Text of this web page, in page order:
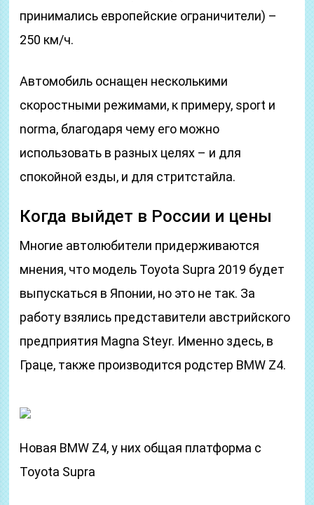
принимались европейские ограничители) –
250 км/ч.
Автомобиль оснащен несколькими
скоростными режимами, к примеру, sport и
norma, благодаря чему его можно
использовать в разных целях – и для
спокойной езды, и для стритстайла.
Когда выйдет в России и цены
Многие автолюбители придерживаются
мнения, что модель Toyota Supra 2019 будет
выпускаться в Японии, но это не так. За
работу взялись представители австрийского
предприятия Magna Steyr. Именно здесь, в
Граце, также производится родстер BMW Z4.
Новая BMW Z4, у них общая платформа с
Toyota Supra